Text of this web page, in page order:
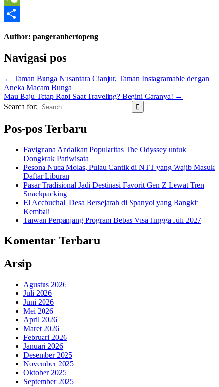
WeChat
Author: pangeranbertopeng
Navigasi pos
← Taman Bunga Nusantara Cianjur, Taman Instagramable dengan
Aneka Macam Bunga
Mau Baju Tetap Rapi Saat Traveling? Begini Caranya! →
Search for:
Pos-pos Terbaru
Favignana Andalkan Popularitas The Odyssey untuk
Dongkrak Pariwisata
Pesona Nuca Molas, Pulau Cantik di NTT yang Wajib Masuk
Daftar Liburan
Pasar Tradisional Jadi Destinasi Favorit Gen Z Lewat Tren
Snackpacking
El Acebuchal, Desa Bersejarah di Spanyol yang Bangkit
Kembali
Taiwan Perpanjang Program Bebas Visa hingga Juli 2027
Komentar Terbaru
Arsip
Agustus 2026
Juli 2026
Juni 2026
Mei 2026
April 2026
Maret 2026
Februari 2026
Januari 2026
Desember 2025
November 2025
Oktober 2025
September 2025